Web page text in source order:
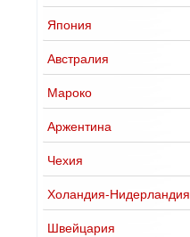
Япония
Австралия
Мароко
Аржентина
Чехия
Холандия-Нидерландия
Швейцария